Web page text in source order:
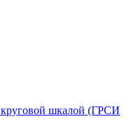
шкалой (ГРСИ